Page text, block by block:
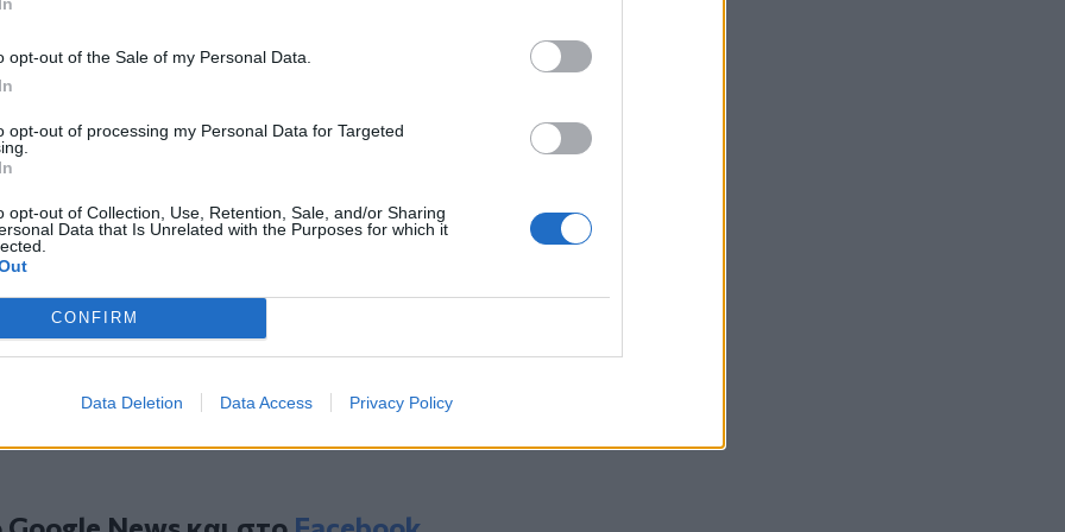
opt-out of the Sale of my Personal Data.
opt-out of processing my Personal Data for Targeted
opt-out of Collection, Use, Retention, Sale, and/or Sharing
Data that Is Unrelated with the Purposes for which it
CONFIRM
Data Deletion Data Access Privacy Policy
το χρήστη ΤΟ ΒΗΜΑ (@tovimagr)
Χριστού, ύψους 172,5 μέτρων, η
η ψηλότερη εκκλησία στον κόσμο
- Η Τεχεράνη δεν έχει εγκρίνει
ισχύ ο ναυτικός αποκλεισμός έως
του Τραμπ